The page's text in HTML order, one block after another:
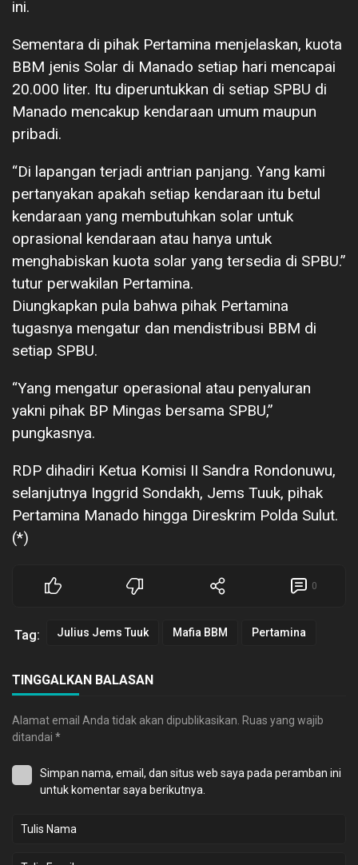
ini.
Sementara di pihak Pertamina menjelaskan, kuota
BBM jenis Solar di Manado setiap hari mencapai
20.000 liter. Itu diperuntukkan di setiap SPBU di
Manado mencakup kendaraan umum maupun
pribadi.
“Di lapangan terjadi antrian panjang. Yang kami
pertanyakan apakah setiap kendaraan itu betul
kendaraan yang membutuhkan solar untuk
oprasional kendaraan atau hanya untuk
menghabiskan kuota solar yang tersedia di SPBU.”
tutur perwakilan Pertamina.
Diungkapkan pula bahwa pihak Pertamina
tugasnya mengatur dan mendistribusi BBM di
setiap SPBU.
“Yang mengatur operasional atau penyaluran
yakni pihak BP Mingas bersama SPBU,”
pungkasnya.
RDP dihadiri Ketua Komisi II Sandra Rondonuwu,
selanjutnya Inggrid Sondakh, Jems Tuuk, pihak
Pertamina Manado hingga Direskrim Polda Sulut.
(*)
0
Tag: Julius Jems Tuuk Mafia BBM Pertamina
TINGGALKAN BALASAN
Alamat email Anda tidak akan dipublikasikan. Ruas yang wajib
ditandai *
Simpan nama, email, dan situs web saya pada peramban ini
untuk komentar saya berikutnya.